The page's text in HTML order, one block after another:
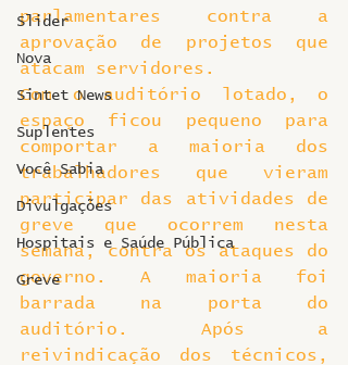
Slider
Nova
Sintet News
Suplentes
Você Sabia
Divulgações
Hospitais e Saúde Pública
Greve
parlamentares contra a
aprovação de projetos que
atacam servidores.
Com o auditório lotado, o
espaço ficou pequeno para
comportar a maioria dos
trabalhadores que vieram
participar das atividades de
greve que ocorrem nesta
semana, contra os ataques do
governo. A maioria foi
barrada na porta do
auditório. Após a
reivindicação dos técnicos,